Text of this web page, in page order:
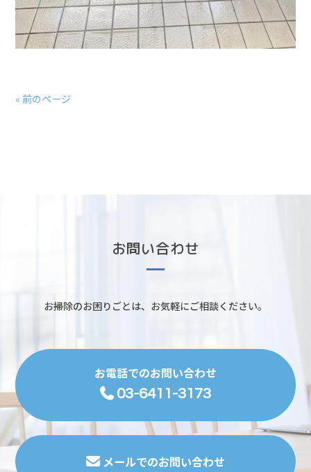
« 前のページ
お問い合わせ
お掃除のお困りごとは、お気軽にご相談ください。
お電話でのお問い合わせ
03-6411-3173
メールでのお問い合わせ